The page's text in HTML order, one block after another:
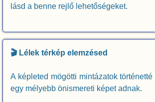
lásd a benne rejlő lehetőségeket.
🎬 Lélek térkép elemzésed
A képleted mögötti mintázatok
egy mélyebb önismereti képet adnak.